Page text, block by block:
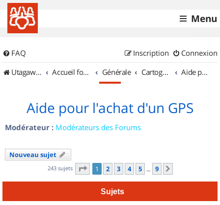
Menu
FAQ Connexion
Inscription
UtagawaVTT (Randos VTT et VTTAE avec traces GPS)
Accueil forum Générale Cartographie et GPS Aide pour l'achat d'un GPS
Aide pour l'achat d'un GPS
Modérateur : Modérateurs des Forums
Nouveau sujet
243 sujets Page 1sur
1 2 3 4 5 … 9
Sujets